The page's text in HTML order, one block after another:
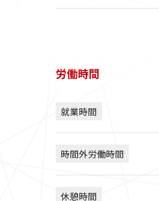
労働時間
就業時間
時間外労働時間
休憩時間